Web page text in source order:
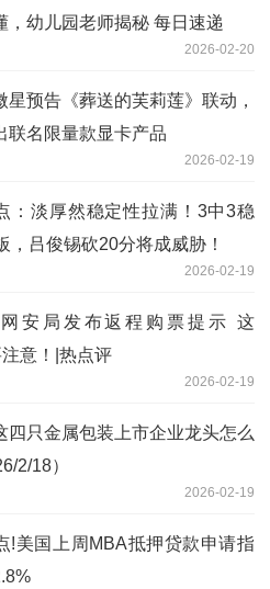
，幼儿园老师揭秘 每日速递
2026-02-20
星预告《葬送的芙莉莲》联动，
联名限量款显卡产品
2026-02-19
：淡厚然稳定性拉满！3中3稳
，吕俊锡砍20分将成威胁！
2026-02-19
安局发布返程购票提示 这
注意！|热点评
2026-02-19
四只金属包装上市企业龙头怎么
2/18）
2026-02-19
!美国上周MBA抵押贷款申请指